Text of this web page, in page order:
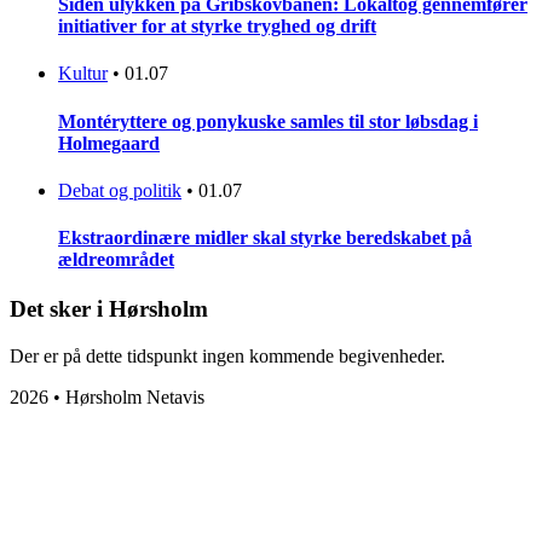
Siden ulykken på Gribskovbanen: Lokaltog gennemfører
initiativer for at styrke tryghed og drift
Kultur • 01.07
Montéryttere og ponykuske samles til stor løbsdag i
Holmegaard
Debat og politik • 01.07
Ekstraordinære midler skal styrke beredskabet på
ældreområdet
Det sker i Hørsholm
Der er på dette tidspunkt ingen kommende begivenheder.
2026 • Hørsholm Netavis